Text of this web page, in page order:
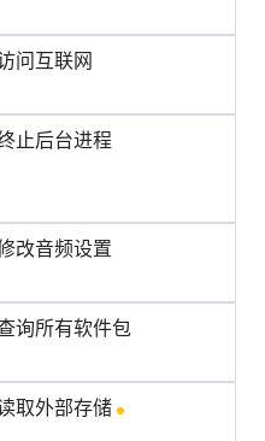
问互联网
止后台进程
改音频设置
询所有软件包
取外部存储